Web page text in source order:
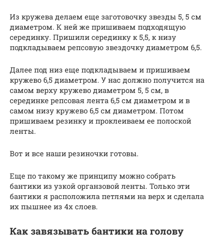
Из кружева делаем еще заготовочку звезды 5, 5 см
диаметром. К ней же пришиваем подходящую
серединку. Пришили серединку к 5,5, к низу
подкладываем репсовую звездочку диаметром 6,5.
Далее под низ еще подкладываем и пришиваем
кружево 6,5 диаметром. У нас должно получится на
самом верху кружево диаметром 5, 5 см, в
серединке репсовая лента 6,5 см диаметром и в
самом низу кружево 6,5 см диаметром. Потом
пришиваем резинку и проклеиваем ее полоской
ленты.
Вот и все наши резиночки готовы.
Еще по такому же принципу можно собрать
бантики из узкой органзовой ленты. Только эти
бантики я расположила петлями на верх и сделала
их пышнее из 4х слоев.
Как завязывать бантики на голову